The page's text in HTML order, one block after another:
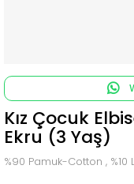
Kız Çocuk
Ekru (3 Yaş)
%90 Pamuk-Cotton , %10